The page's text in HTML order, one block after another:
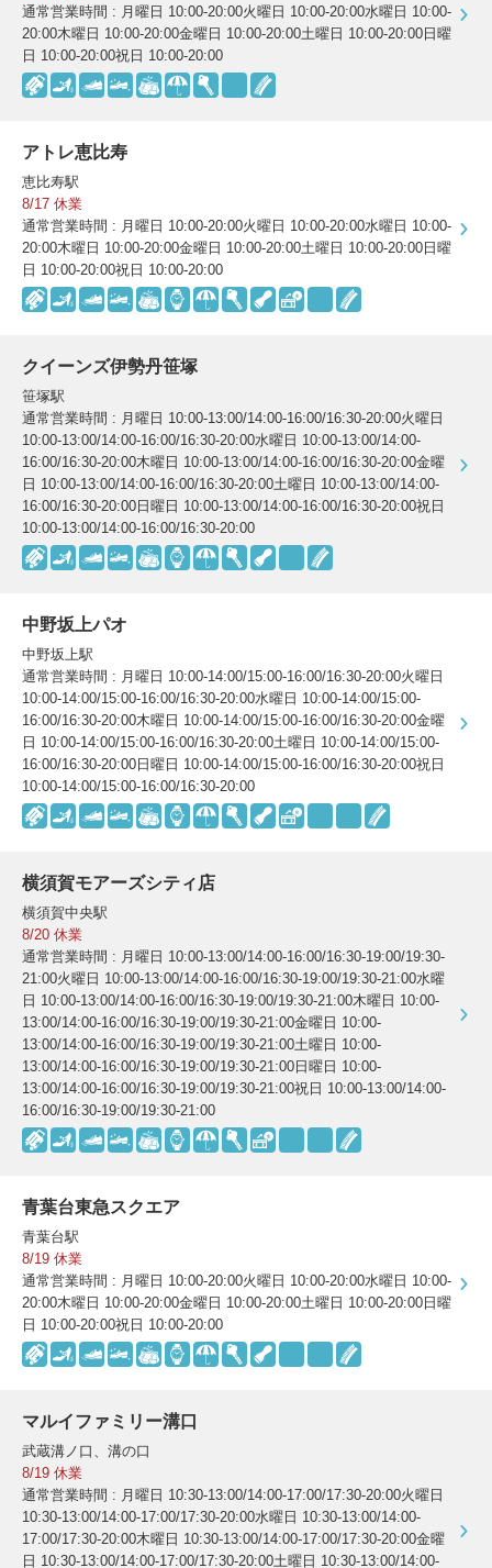
通常営業時間 : 月曜日 10:00-20:00火曜日 10:00-20:00水曜日 10:00-
20:00木曜日 10:00-20:00金曜日 10:00-20:00土曜日 10:00-20:00日曜
日 10:00-20:00祝日 10:00-20:00
アトレ恵比寿
恵比寿駅
8/17 休業
通常営業時間 : 月曜日 10:00-20:00火曜日 10:00-20:00水曜日 10:00-
20:00木曜日 10:00-20:00金曜日 10:00-20:00土曜日 10:00-20:00日曜
日 10:00-20:00祝日 10:00-20:00
クイーンズ伊勢丹笹塚
笹塚駅
通常営業時間 : 月曜日 10:00-13:00/14:00-16:00/16:30-20:00火曜日
10:00-13:00/14:00-16:00/16:30-20:00水曜日 10:00-13:00/14:00-
16:00/16:30-20:00木曜日 10:00-13:00/14:00-16:00/16:30-20:00金曜
日 10:00-13:00/14:00-16:00/16:30-20:00土曜日 10:00-13:00/14:00-
16:00/16:30-20:00日曜日 10:00-13:00/14:00-16:00/16:30-20:00祝日
10:00-13:00/14:00-16:00/16:30-20:00
中野坂上パオ
中野坂上駅
通常営業時間 : 月曜日 10:00-14:00/15:00-16:00/16:30-20:00火曜日
10:00-14:00/15:00-16:00/16:30-20:00水曜日 10:00-14:00/15:00-
16:00/16:30-20:00木曜日 10:00-14:00/15:00-16:00/16:30-20:00金曜
日 10:00-14:00/15:00-16:00/16:30-20:00土曜日 10:00-14:00/15:00-
16:00/16:30-20:00日曜日 10:00-14:00/15:00-16:00/16:30-20:00祝日
10:00-14:00/15:00-16:00/16:30-20:00
横須賀モアーズシティ店
横須賀中央駅
8/20 休業
通常営業時間 : 月曜日 10:00-13:00/14:00-16:00/16:30-19:00/19:30-
21:00火曜日 10:00-13:00/14:00-16:00/16:30-19:00/19:30-21:00水曜
日 10:00-13:00/14:00-16:00/16:30-19:00/19:30-21:00木曜日 10:00-
13:00/14:00-16:00/16:30-19:00/19:30-21:00金曜日 10:00-
13:00/14:00-16:00/16:30-19:00/19:30-21:00土曜日 10:00-
13:00/14:00-16:00/16:30-19:00/19:30-21:00日曜日 10:00-
13:00/14:00-16:00/16:30-19:00/19:30-21:00祝日 10:00-13:00/14:00-
16:00/16:30-19:00/19:30-21:00
青葉台東急スクエア
青葉台駅
8/19 休業
通常営業時間 : 月曜日 10:00-20:00火曜日 10:00-20:00水曜日 10:00-
20:00木曜日 10:00-20:00金曜日 10:00-20:00土曜日 10:00-20:00日曜
日 10:00-20:00祝日 10:00-20:00
マルイファミリー溝口
武蔵溝ノ口、溝の口
8/19 休業
通常営業時間 : 月曜日 10:30-13:00/14:00-17:00/17:30-20:00火曜日
10:30-13:00/14:00-17:00/17:30-20:00水曜日 10:30-13:00/14:00-
17:00/17:30-20:00木曜日 10:30-13:00/14:00-17:00/17:30-20:00金曜
日 10:30-13:00/14:00-17:00/17:30-20:00土曜日 10:30-13:00/14:00-